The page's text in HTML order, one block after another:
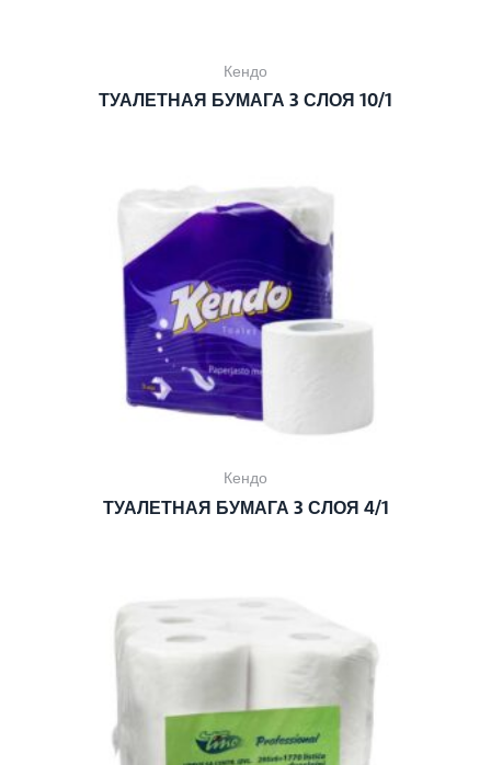
Кендо
ТУАЛЕТНАЯ БУМАГА 3 СЛОЯ 10/1
Кендо
ТУАЛЕТНАЯ БУМАГА 3 СЛОЯ 4/1